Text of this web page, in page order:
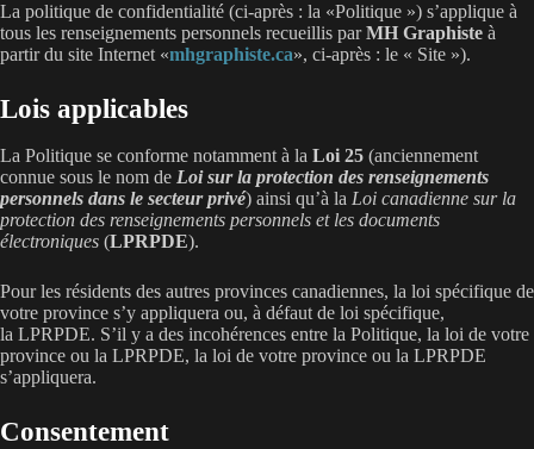
La politique de confidentialité (ci-après : la «Politique ») s’applique à
tous les renseignements personnels recueillis parMH Graphiste à
partir du site Internet «mhgraphiste.ca», ci-après : le « Site »).
Lois applicables
La Politique se conforme notamment à la Loi 25 (anciennement
connue sous le nom de Loi sur la protection des renseignements
personnels dans le secteur privé) ainsi qu’à la Loi canadienne sur la
protection des renseignements personnels et les documents
électroniques (LPRPDE).
Pour les résidents des autres provinces canadiennes, la loi spécifique de
votre province s’y appliquera ou, à défaut de loi spécifique,
la LPRPDE. S’il y a des incohérences entre la Politique, la loi de votre
province ou la LPRPDE, la loi de votre province ou la LPRPDE
s’appliquera.
Consentement